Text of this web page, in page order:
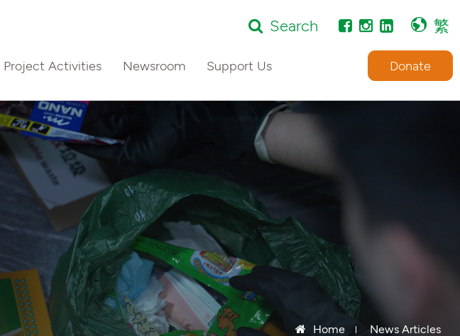
Search 繁
Project Activities Newsroom Support Us Donate
Home News Articles